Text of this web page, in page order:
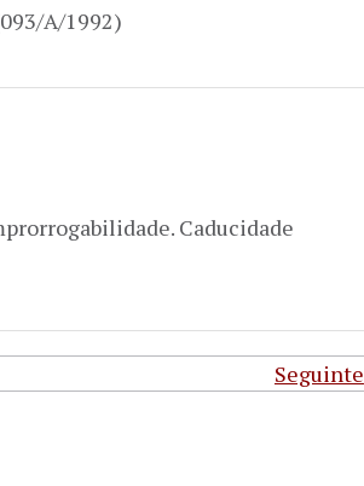
A/1992)
Caducidade
Seguinte